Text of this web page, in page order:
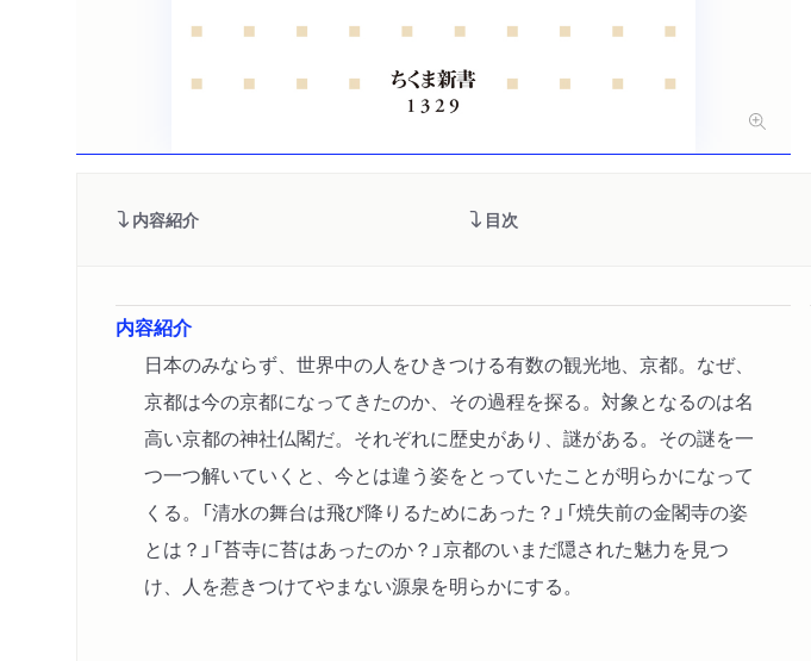
内容紹介 目次
内容紹介
日本のみならず、世界中の人をひきつける有数の観光地、京都。なぜ、
京都は今の京都になってきたのか、その過程を探る。対象となるのは名
高い京都の神社仏閣だ。それぞれに歴史があり、謎がある。その謎を一
つ一つ解いていくと、今とは違う姿をとっていたことが明らかになって
くる。「清水の舞台は飛び降りるためにあった？」「焼失前の金閣寺の姿
とは？」「苔寺に苔はあったのか？」京都のいまだ隠された魅力を見つ
け、人を惹きつけてやまない源泉を明らかにする。